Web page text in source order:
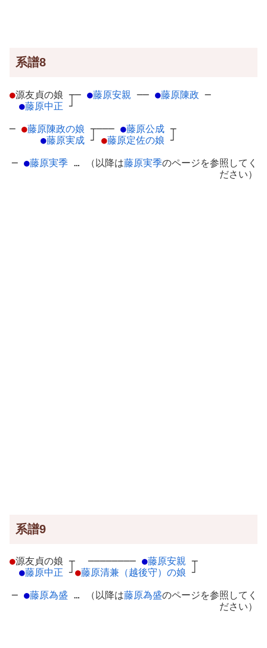
系譜8
●源友貞の娘 ┬
●藤原中正 ┘
─ ●藤原安親 ── ●藤原陳政 ─
─ ●藤原陳政の娘 ┬
●藤原実成 ┘
─── ●藤原公成 ┬
●藤原定佐の娘 ┘
─ ●藤原実季 … （以降は藤原実季のページを参照してく
ださい）
系譜9
●源友貞の娘 ┬
●藤原中正 ┘
──────── ●藤原安親 ┬
●藤原清兼（越後守）の娘 ┘
─ ●藤原為盛 … （以降は藤原為盛のページを参照してく
ださい）